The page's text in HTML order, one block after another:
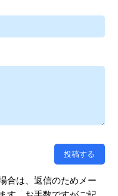
合は、返信のためメー